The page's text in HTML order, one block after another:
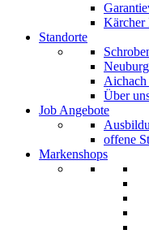
Kärcher
Standorte
Aichach
Über
Job Angebote
offene
Markenshops